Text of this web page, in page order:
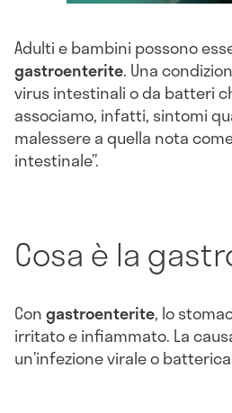
Adulti e bambini possono
gastroenterite. Una
virus intestinali o da batteri
associamo, infatti, sintomi
malessere a quella nota
intestinale”.
Cosa è la
Congastroenterite, lo
irritato e infiammato. La
un’infezione virale o